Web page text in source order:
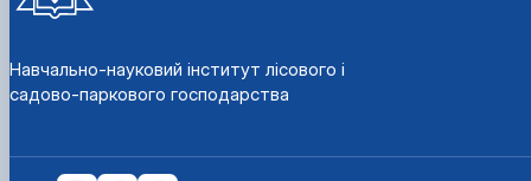
Навчально-науковий інститут лісового і
садово-паркового господарства